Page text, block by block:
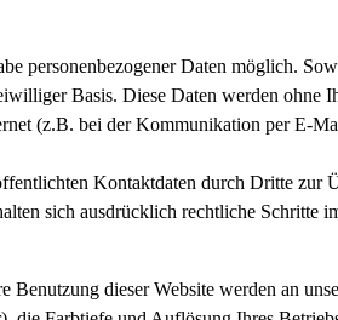
personenbezogener Daten möglich.
Basis. Diese Daten werden ohne
(z.B. bei der Kommunikation per E-
Kontaktdaten durch Dritte
sich ausdrücklich rechtliche
dieser Website werden an